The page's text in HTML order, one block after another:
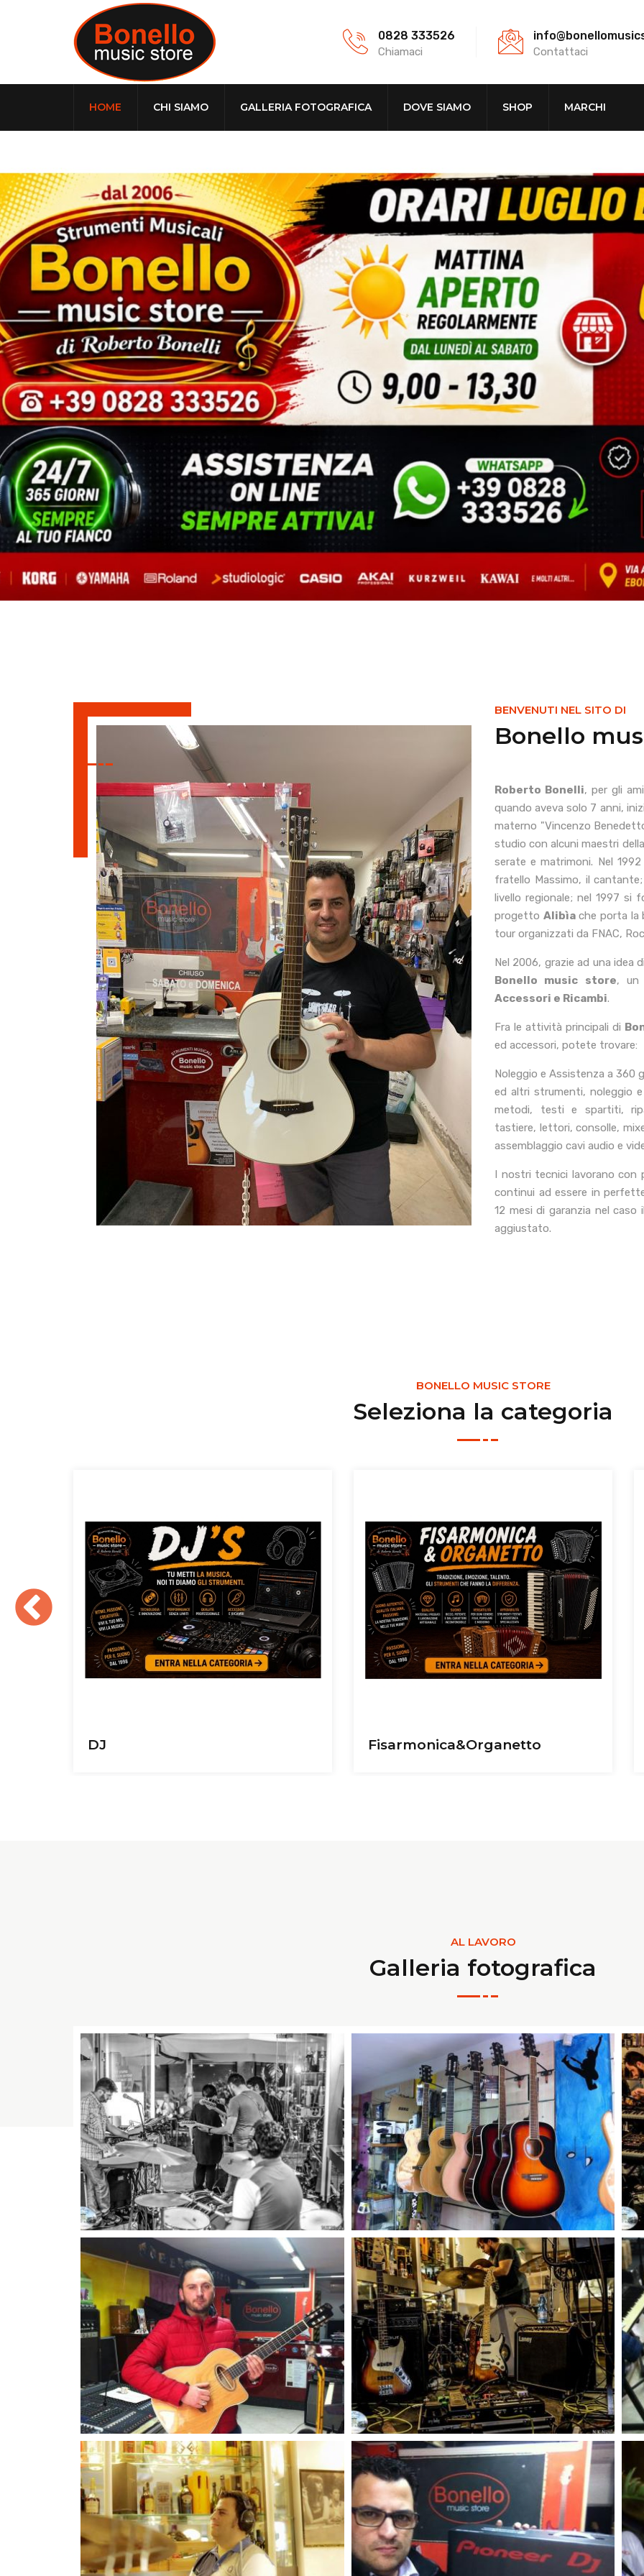
0828 333526
Chiamaci Contattaci
HOME CHI SIAMO GALLERIA FOTOGRAFICA DOVE SIAMO SHOP MARCHI
BENVENUTI NEL SITO DI
Bonello
Roberto Bonelli, per gli
quando aveva solo 7 anni,
materno "Vincenzo
studio con alcuni maestri
serate e matrimoni. Nel
fratello Massimo, il
livello regionale; nel 1997 si
progetto Alibìache porta la
tour organizzati da FNAC,
Nel 2006, grazie ad una idea di
Bonello music store, un
Accessori e Ricambi.
Fra le attività principali di
ed accessori, potete trovare:
Noleggio e Assistenza a 360
ed altri strumenti, noleggio
metodi, testi e spartiti,
tastiere, lettori, consolle,
assemblaggio cavi audio e
I nostri tecnici lavorano
continui ad essere in
12 mesi di garanzia nel
aggiustato.
BONELLO MUSIC STORE
Seleziona la categoria
Chitarre Accessori
AL LAVORO
Galleria fotografica